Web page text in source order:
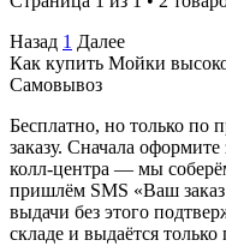
Назад 1 Далее
Как купить Мойки
Самовывоз
Бесплатно, но только по
заказу. Сначала
колл-центра — мы
пришлём SMS «Ваш
выдачи без этого
складе и выдаётся